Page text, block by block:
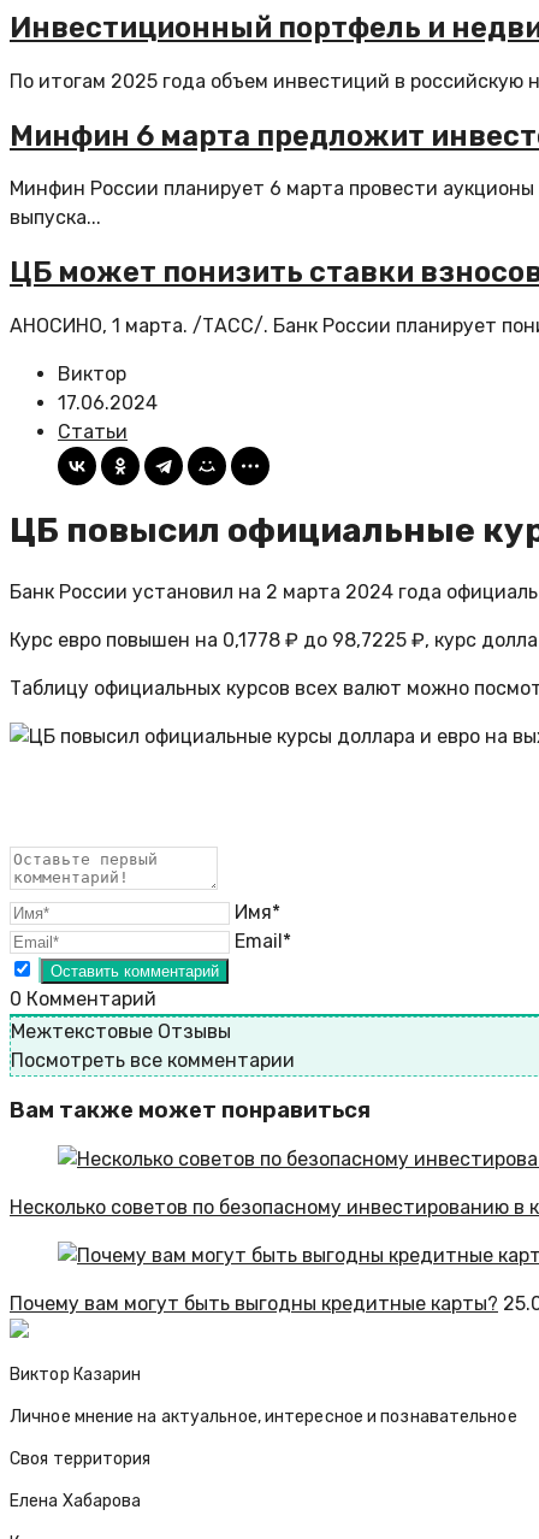
Инвестиционный портфель и
По итогам 2025 года объем инвестиций в российскую
Минфин 6 марта предложит
Минфин России планирует 6 марта провести
выпуска...
ЦБ может понизить ставки
АНОСИНО, 1 марта. /ТАСС/. Банк России планирует
Виктор
17.06.2024
Статьи
ЦБ повысил официальные
Банк России установил на 2 марта 2024 года
Курс евро повышен на 0,1778 ₽ до 98,7225 ₽, курс
Таблицу официальных курсов всех валют можно
Имя*
Email*
0 Комментарий
Межтекстовые Отзывы
Посмотреть все комментарии
Вам также может понравиться
Несколько советов по безопасному инвестированию в
Почему вам могут быть выгодны кредитные карты?
Виктор Казарин
Личное мнение на актуальное, интересное и познавательное
Своя территория
Елена Хабарова